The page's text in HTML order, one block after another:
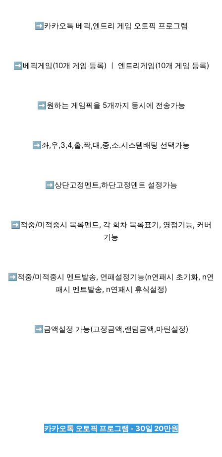
➡️ 카카오톡 베픽,엔트리 게임 오토픽 프로그램
➡️ 베픽게임(10개 게임 등록) ㅣ 엔트리게임(10개 게임 등록)
➡️ 원하는 게임픽을 5개까지 동시에 전송가능
➡️ 좌,우,3,4,홀,짝,대,중,소.시스템배팅 선택가능
➡️ 상단고정멘트,하단고정멘트 설정가능
➡️ 적중/미적중시 목록멘트, 각 회차 목록표기, 영점기능, 커버
기능
➡️ 적중/미적중시 멘트발송, 연패설정기능(n연패시 초기화, n연
패시 멘트발송, n연패시 휴식설정)
➡️ 금액설정 가능(고정금액,랜덤금액,마틴설정)
카카오톡 오토픽 프로그램 - 30일 20만원